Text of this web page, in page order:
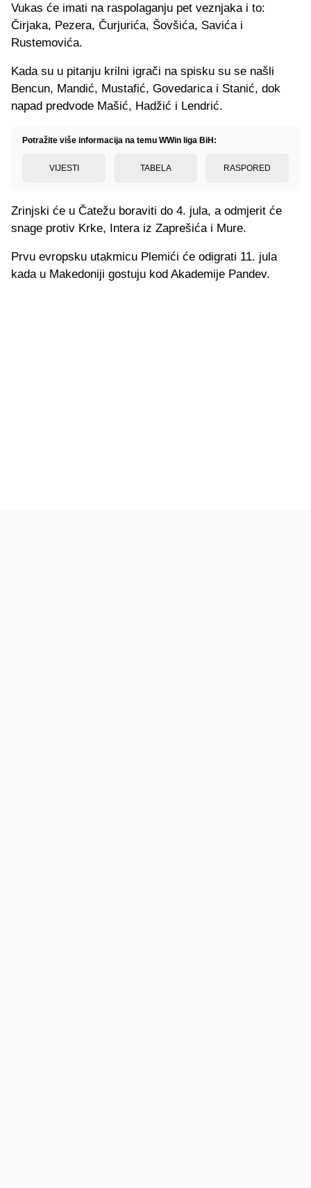
Vukas će imati na raspolaganju pet veznjaka i to:
Čirjaka, Pezera, Čurjurića, Šovšića, Savića i
Rustemovića.
Kada su u pitanju krilni igrači na spisku su se našli
Bencun, Mandić, Mustafić, Govedarica i Stanić, dok
napad predvode Mašić, Hadžić i Lendrić.
Potražite više informacija na temu WWin liga BiH:
VIJESTI TABELA RASPORED
Zrinjski će u Čatežu boraviti do 4. jula, a odmjerit će
snage protiv Krke, Intera iz Zaprešića i Mure.
Prvu evropsku utakmicu Plemići će odigrati 11. jula
kada u Makedoniji gostuju kod Akademije Pandev.